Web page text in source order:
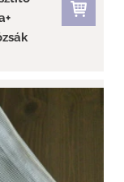
Waffel...